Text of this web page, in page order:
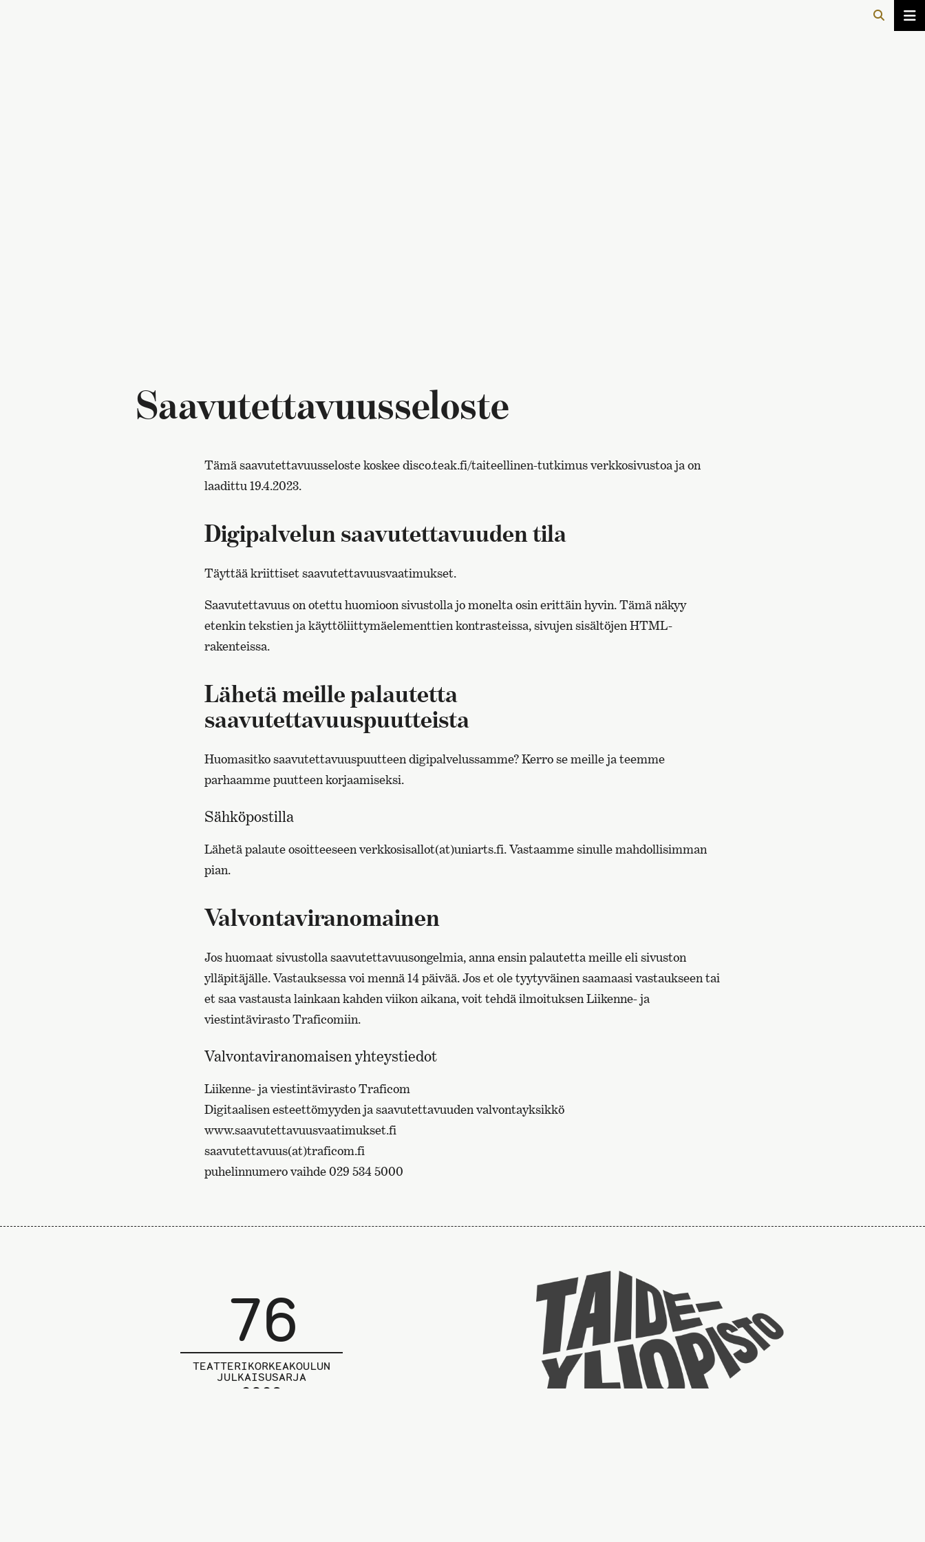
Saavutettavuusseloste
Tämä saavutettavuusseloste koskee disco.teak.fi/taiteellinen-tutkimus verkkosivustoa ja on
laadittu 19.4.2023.
Digipalvelun saavutettavuuden tila
Täyttää kriittiset saavutettavuusvaatimukset.
Saavutettavuus on otettu huomioon sivustolla jo monelta osin erittäin hyvin. Tämä näkyy
etenkin tekstien ja käyttöliittymäelementtien kontrasteissa, sivujen sisältöjen HTML-
rakenteissa.
Lähetä meille palautetta
saavutettavuuspuutteista
Huomasitko saavutettavuuspuutteen digipalvelussamme? Kerro se meille ja teemme
parhaamme puutteen korjaamiseksi.
Sähköpostilla
Lähetä palaute osoitteeseen verkkosisallot(at)uniarts.fi. Vastaamme sinulle mahdollisimman
pian.
Valvontaviranomainen
Jos huomaat sivustolla saavutettavuusongelmia, anna ensin palautetta meille eli sivuston
ylläpitäjälle. Vastauksessa voi mennä 14 päivää. Jos et ole tyytyväinen saamaasi vastaukseen tai
et saa vastausta lainkaan kahden viikon aikana, voit tehdä ilmoituksen Liikenne- ja
viestintävirasto Traficomiin.
Valvontaviranomaisen yhteystiedot
Liikenne- ja viestintävirasto Traficom
Digitaalisen esteettömyyden ja saavutettavuuden valvontayksikkö
www.saavutettavuusvaatimukset.fi
saavutettavuus(at)traficom.fi
puhelinnumero vaihde 029 534 5000
76
TEATTERIKORKEAKOULUN
JULKAISUSARJA
2023